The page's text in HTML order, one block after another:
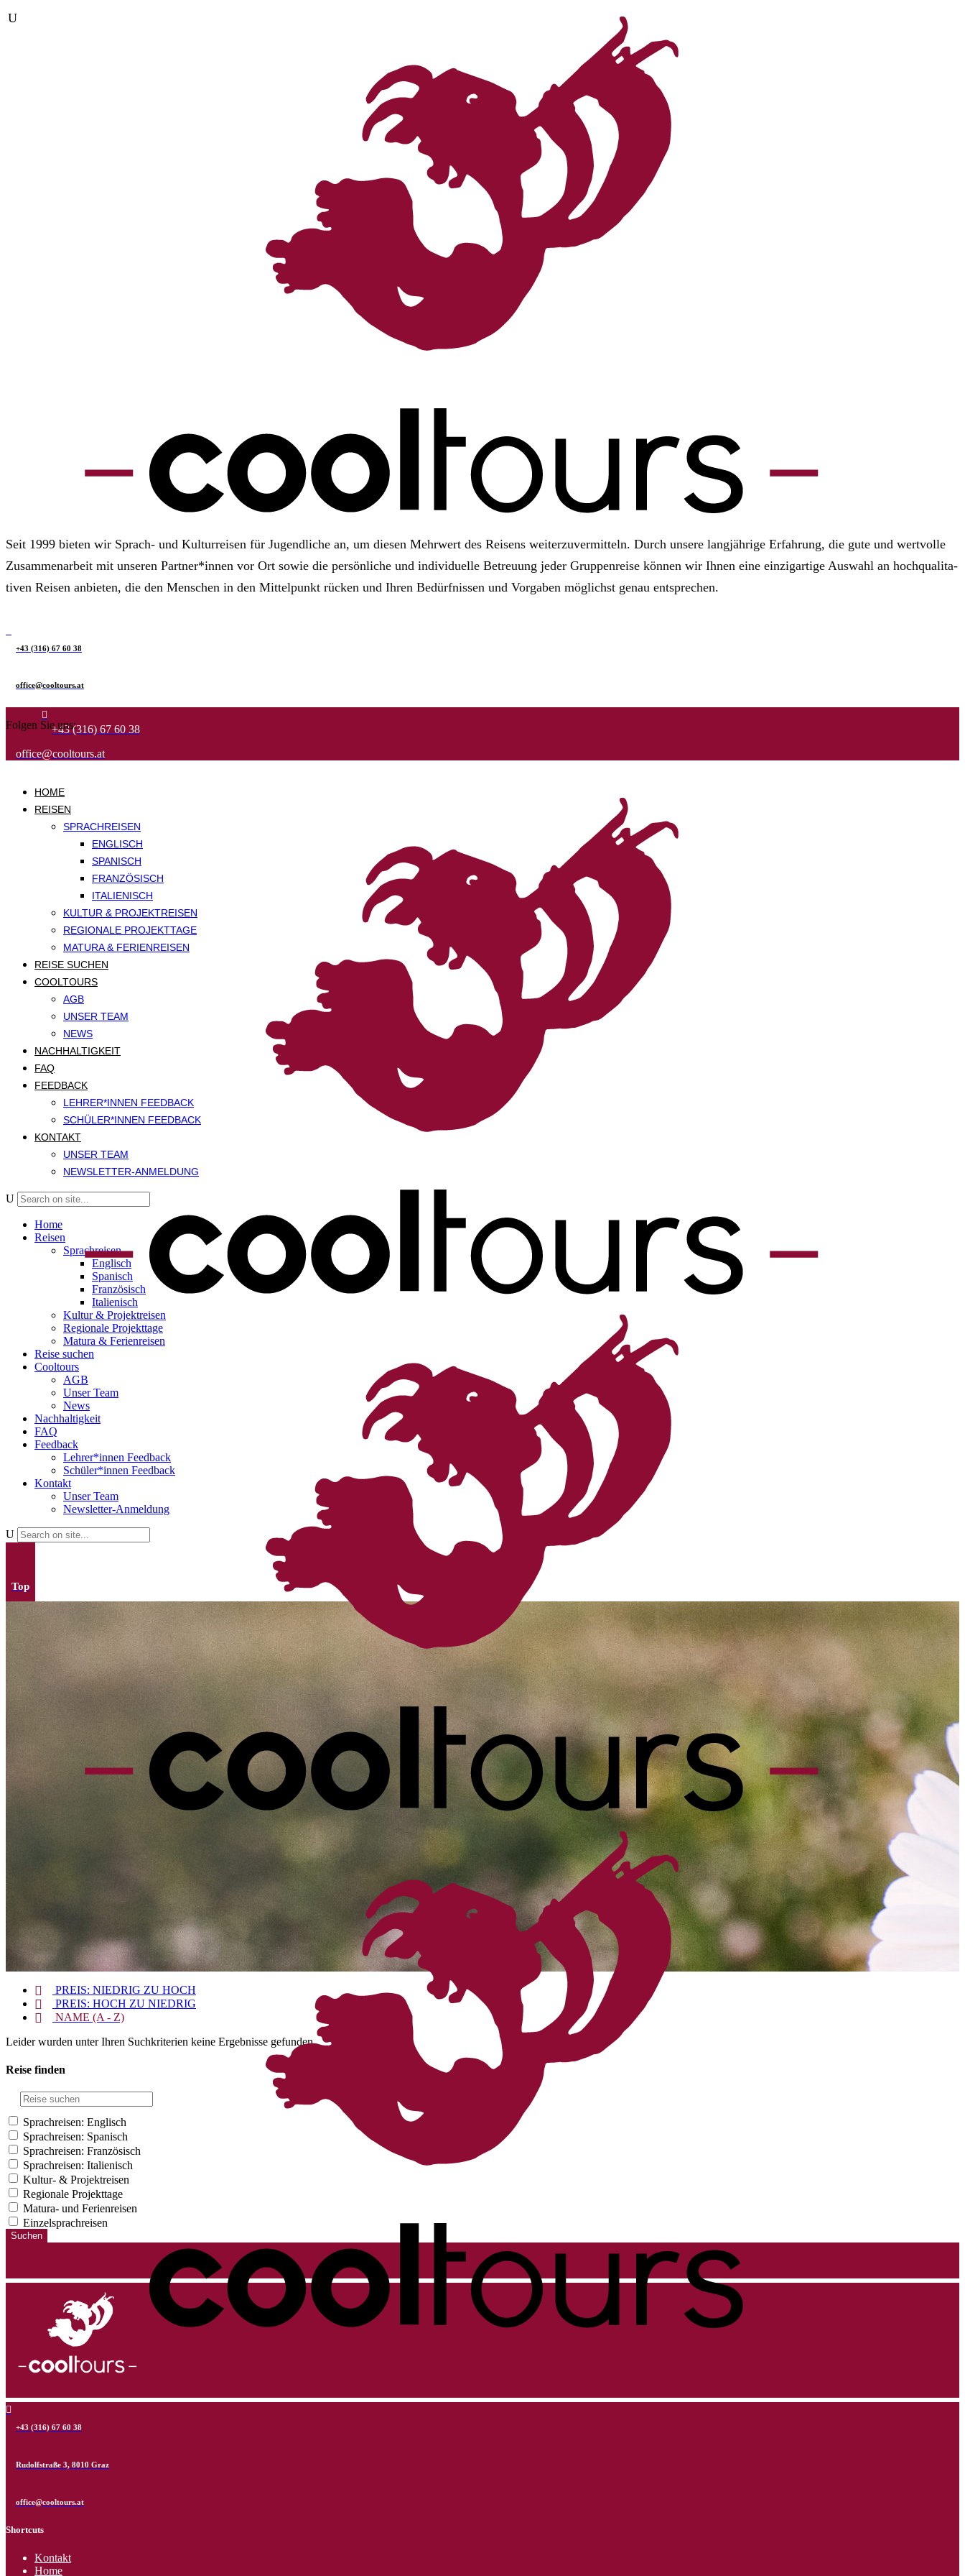
Seit 1999 bie­ten wir Sprach- und Kul­tur­rei­sen für Jugend­li­che an, um die­sen Mehr­wert des Rei­sens wei­ter­zu­ver­mit­teln. Durch unsere lang­jäh­rige Erfah­rung, die gute und wert­volle
Zusam­men­ar­beit mit unse­ren Part­ner*innen vor Ort sowie die per­sön­li­che und indi­vi­du­elle Betreu­ung jeder Grup­pen­reise kön­nen wir Ihnen eine ein­zig­ar­tige Aus­wahl an hoch­qua­li­ta­
ti­ven Rei­sen anbie­ten, die den Men­schen in den Mit­tel­punkt rücken und Ihren Bedürf­nis­sen und Vor­ga­ben mög­lichst genau ent­spre­chen.
+43 (316) 67 60 38
office@cool­tours.at
Folgen Sie uns:+43 (316) 67 60 38
office@cool­tours.at
HOME
REISEN
SPRACHREISEN
ENGLISCH
SPANISCH
FRANZÖSISCH
ITALIENISCH
KULTUR & PROJEKTREISEN
REGIONALE PROJEKTTAGE
MATURA & FERIENREISEN
REISE SUCHEN
COOLTOURS
AGB
UNSER TEAM
NEWS
NACHHALTIGKEIT
FAQ
FEEDBACK
LEHRER*INNEN FEEDBACK
SCHÜLER*INNEN FEEDBACK
KONTAKT
UNSER TEAM
NEWSLETTER-ANMELDUNG
Home
Reisen
Sprachreisen
Englisch
Spanisch
Französisch
Italienisch
Kultur & Projektreisen
Regionale Projekttage
Matura & Ferienreisen
Reise suchen
Cooltours
AGB
Unser Team
News
Nachhaltigkeit
FAQ
Feedback
Lehrer*innen Feedback
Schüler*innen Feedback
Kontakt
Unser Team
Newsletter-Anmeldung
Top
PREIS: NIEDRIG ZU HOCH
PREIS: HOCH ZU NIEDRIG
NAME (A - Z)
Leider wurden unter Ihren Suchkriterien keine Ergebnisse gefunden.
Reise finden
Sprachreisen: Englisch
Sprachreisen: Spanisch
Sprachreisen: Französisch
Sprachreisen: Italienisch
Kul­tur- & Pro­jekt­rei­sen
Regio­nale Pro­jekt­tage
Matura- und Feri­en­rei­sen
Einzelsprachreisen
+43 (316) 67 60 38
Rudolfstraße 3, 8010 Graz
office@cool­tours.at
Shortcuts
Kontakt
Home